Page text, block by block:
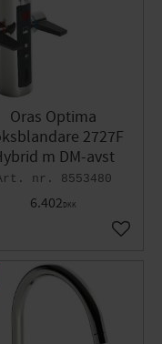
Oras Optima
2727F
m DM-avst
8553480
6.402DKK
Gem